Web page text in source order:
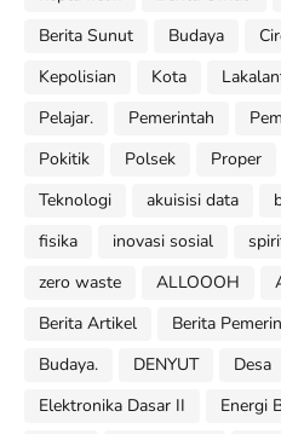
Berita Sunut
Budaya
Kepolisian
Kota
Pelajar.
Pemerintah
Pokitik
Polsek Proper
Teknologi
akuisisi data
fisika
inovasi sosial
zero waste
ALLOOOH
Berita Artikel
Berita
Budaya.
DENYUT Desa
Elektronika Dasar II
Energi